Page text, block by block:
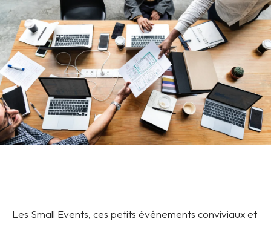
Les Small Events, ces petits événements conviviaux et